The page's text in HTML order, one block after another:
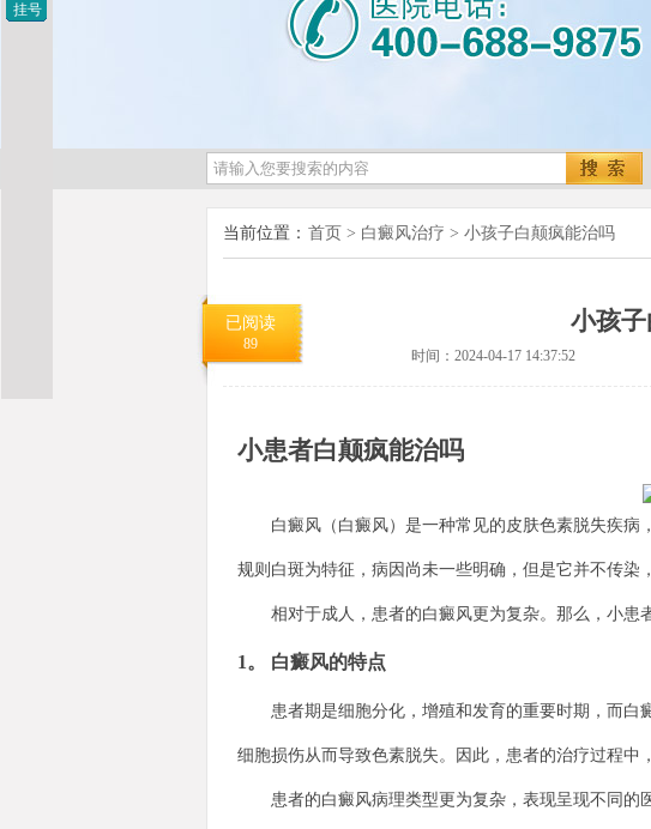
当前位置： 首页 > 白癜风治疗 > 小孩子白颠疯能治吗
已阅读
89
小孩
时间：2024-04-17 14:37:52
小患者白颠疯能治吗
白癜风（白癜风）是一种常见的皮肤色素脱失疾病
规则白斑为特征，病因尚未一些明确，但是它并不传染
相对于成人，患者的白癜风更为复杂。那么，小患
1。 白癜风的特点
患者期是细胞分化，增殖和发育的重要时期，而白
细胞损伤从而导致色素脱失。因此，患者的治疗过程中
患者的白癜风病理类型更为复杂，表现呈现不同的
挂号